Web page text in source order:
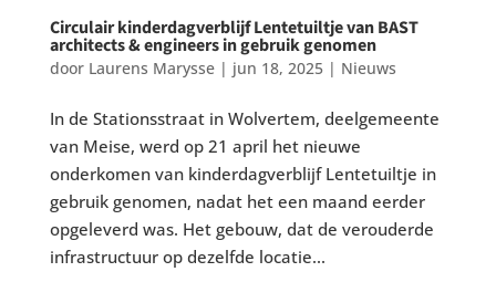
Circulair kinderdagverblijf Lentetuiltje van BAST
architects & engineers in gebruik genomen
door Laurens Marysse| jun 18, 2025| Nieuws
In de Stationsstraat in Wolvertem, deelgemeente
van Meise, werd op 21 april het nieuwe
onderkomen van kinderdagverblijf Lentetuiltje in
gebruik genomen, nadat het een maand eerder
opgeleverd was. Het gebouw, dat de verouderde
infrastructuur op dezelfde locatie...